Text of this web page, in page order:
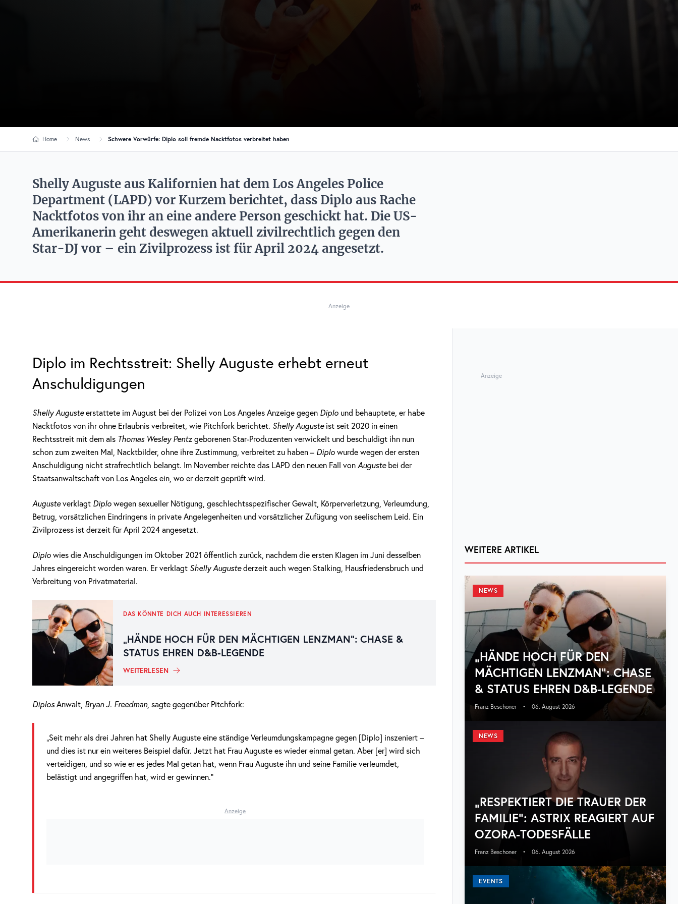
Home News Schwere Vorwürfe: Diplo soll fremde Nacktfotos verbreitet haben
Shelly Auguste aus Kalifornien hat dem Los Angeles Police
Department (LAPD) vor Kurzem berichtet, dass Diplo aus Rache
Nacktfotos von ihr an eine andere Person geschickt hat. Die US-
Amerikanerin geht deswegen aktuell zivilrechtlich gegen den
Star-DJ vor – ein Zivilprozess ist für April 2024 angesetzt.
Anzeige
Diplo im Rechtsstreit: Shelly Auguste erhebt erneut
Anschuldigungen
Shelly Augusteerstattete im August bei der Polizei von Los Angeles Anzeige gegen Diplo und behauptete, er habe
Nacktfotos von ihr ohne Erlaubnis verbreitet, wie Pitchfork berichtet. Shelly Augusteist seit 2020 in einen
Rechtsstreit mit dem als Thomas Wesley Pentz geborenen Star-Produzenten verwickelt und beschuldigt ihn nun
schon zum zweiten Mal, Nacktbilder, ohne ihre Zustimmung, verbreitet zu haben – Diplo wurde wegen der ersten
Anschuldigung nicht strafrechtlich belangt. Im November reichte das LAPD den neuen Fall von Auguste bei der
Staatsanwaltschaft von Los Angeles ein, wo er derzeit geprüft wird.
Augusteverklagt Diplo wegen sexueller Nötigung, geschlechtsspezifischer Gewalt, Körperverletzung, Verleumdung,
Betrug, vorsätzlichen Eindringens in private Angelegenheiten und vorsätzlicher Zufügung von seelischem Leid. Ein
Zivilprozess ist derzeit für April 2024 angesetzt.
Diplo wies die Anschuldigungen im Oktober 2021 öffentlich zurück, nachdem die ersten Klagen im Juni desselben
Jahres eingereicht worden waren. Er verklagt Shelly Augustederzeit auch wegen Stalking, Hausfriedensbruch und
Verbreitung von Privatmaterial.
DAS KÖNNTE DICH AUCH INTERESSIEREN
„HÄNDE HOCH FÜR DEN MÄCHTIGEN LENZMAN“: CHASE &
STATUS EHREN D&B-LEGENDE
WEITERLESEN
DiplosAnwalt, Bryan J. Freedman, sagte gegenüber Pitchfork:
„Seit mehr als drei Jahren hat Shelly Auguste eine ständige Verleumdungskampagne gegen [Diplo] inszeniert –
und dies ist nur ein weiteres Beispiel dafür. Jetzt hat Frau Auguste es wieder einmal getan. Aber [er] wird sich
verteidigen, und so wie er es jedes Mal getan hat, wenn Frau Auguste ihn und seine Familie verleumdet,
belästigt und angegriffen hat, wird er gewinnen.“
Anzeige
Anzeige
WEITERE ARTIKEL
NEWS
„HÄNDE HOCH FÜR DEN
MÄCHTIGEN LENZMAN“: CHASE
& STATUS EHREN D&B-LEGENDE
Franz Beschoner • 06. August 2026
NEWS
„RESPEKTIERT DIE TRAUER DER
FAMILIE“: ASTRIX REAGIERT AUF
OZORA-TODESFÄLLE
Franz Beschoner • 06. August 2026
EVENTS